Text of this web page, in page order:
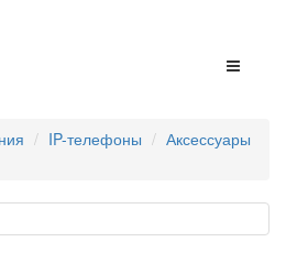
IP-телефоны
Аксессуары